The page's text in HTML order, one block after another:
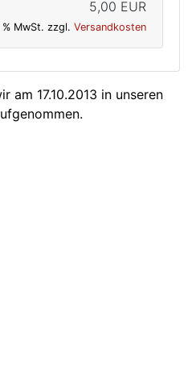
5,00 EUR
MwSt. zzgl. Versandkosten
am 17.10.2013 in unseren